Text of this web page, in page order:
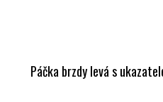
Páčka brzdy levá s